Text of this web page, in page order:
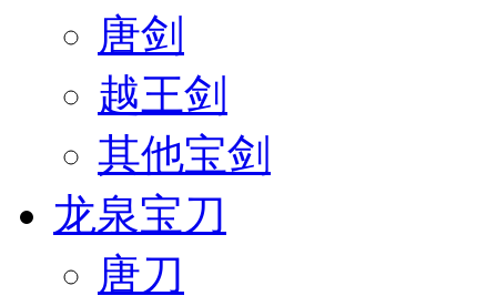
唐剑
越王剑
其他宝剑
龙泉宝刀
唐刀